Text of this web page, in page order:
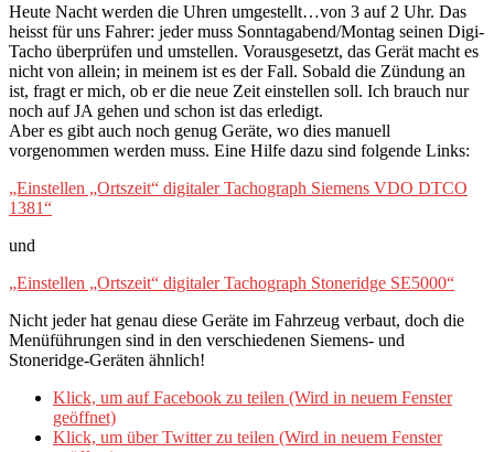
Heute Nacht werden die Uhren umgestellt…von 3 auf 2 Uhr. Das
heisst für uns Fahrer: jeder muss Sonntagabend/Montag seinen Digi-
Tacho überprüfen und umstellen. Vorausgesetzt, das Gerät macht es
nicht von allein; in meinem ist es der Fall. Sobald die Zündung an
ist, fragt er mich, ob er die neue Zeit einstellen soll. Ich brauch nur
noch auf JA gehen und schon ist das erledigt.
Aber es gibt auch noch genug Geräte, wo dies manuell
vorgenommen werden muss. Eine Hilfe dazu sind folgende Links:
„Einstellen „Ortszeit“ digitaler Tachograph Siemens VDO DTCO
1381“
und
„Einstellen „Ortszeit“ digitaler Tachograph Stoneridge SE5000“
Nicht jeder hat genau diese Geräte im Fahrzeug verbaut, doch die
Menüführungen sind in den verschiedenen Siemens- und
Stoneridge-Geräten ähnlich!
Klick, um auf Facebook zu teilen (Wird in neuem Fenster
geöffnet)
Klick, um über Twitter zu teilen (Wird in neuem Fenster